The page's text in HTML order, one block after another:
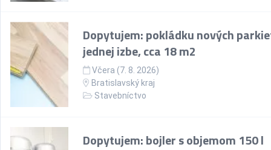
Dopytujem: pokládku nových
jednej izbe, cca 18 m2
Včera (7. 8. 2026)
Bratislavský kraj
Stavebníctvo
Dopytujem: bojler s objemom 150 l